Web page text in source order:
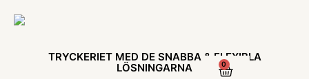
TRYCKERIET MED DE SNABBA & FLEXIBLA
LÖSNINGARNA
0